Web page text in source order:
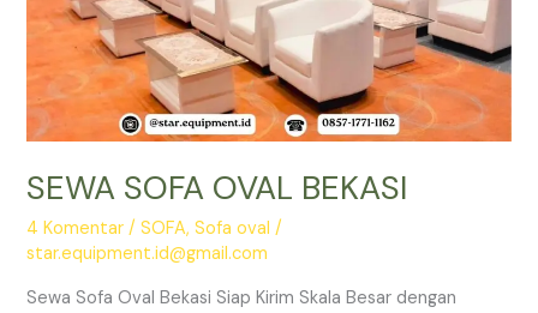
SEWA SOFA OVAL BEKASI
4 Komentar /SOFA,Sofa oval /
star.equipment.id@gmail.com
Sewa Sofa Oval Bekasi Siap Kirim Skala Besar dengan